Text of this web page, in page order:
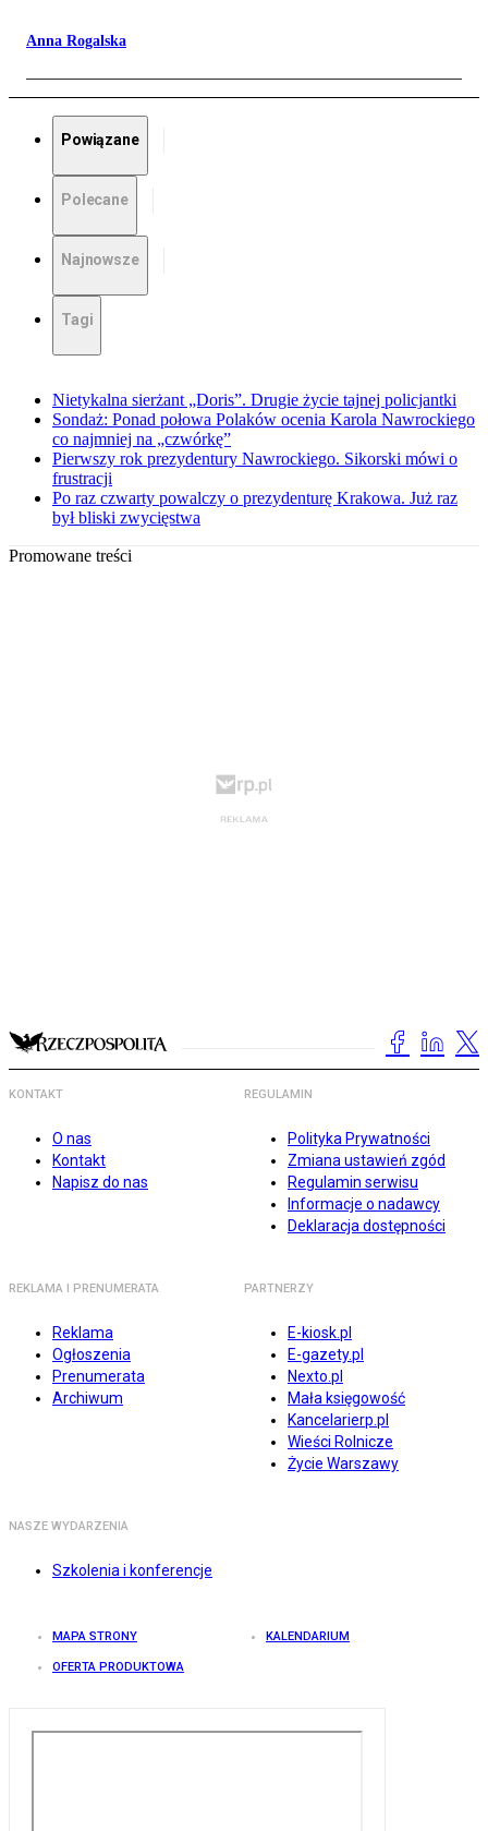
Anna Rogalska
Powiązane
Polecane
Najnowsze
Tagi
Nietykalna sierżant „Doris”. Drugie życie tajnej policjantki
Sondaż: Ponad połowa Polaków ocenia Karola Nawrockiego
co najmniej na „czwórkę”
Pierwszy rok prezydentury Nawrockiego. Sikorski mówi o
frustracji
Po raz czwarty powalczy o prezydenturę Krakowa. Już raz
był bliski zwycięstwa
Promowane treści
KONTAKT
O nas
Kontakt
Napisz do nas
REGULAMIN
Polityka Prywatności
Zmiana ustawień zgód
Regulamin serwisu
Informacje o nadawcy
Deklaracja dostępności
REKLAMA I PRENUMERATA
Reklama
Ogłoszenia
Prenumerata
Archiwum
PARTNERZY
E-kiosk.pl
E-gazety.pl
Nexto.pl
Mała księgowość
Kancelarierp.pl
Wieści Rolnicze
Życie Warszawy
NASZE WYDARZENIA
Szkolenia i konferencje
MAPA STRONY KALENDARIUM
OFERTA PRODUKTOWA